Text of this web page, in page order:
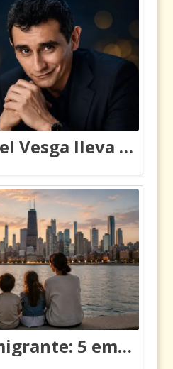
Carlos Manuel Vesga lleva el nombre de Colombia a los Emmy
Resiliencia migrante: 5 emociones y cómo gestionarlas